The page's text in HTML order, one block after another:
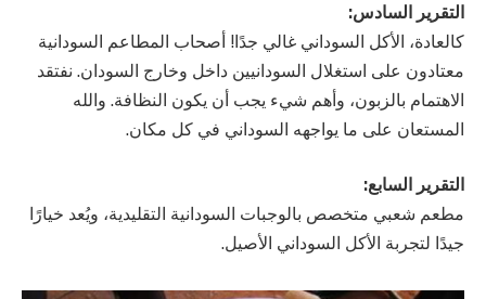
التقرير السادس:
كالعادة، الأكل السوداني غالي جدًا! أصحاب المطاعم السودانية
معتادون على استغلال السودانيين داخل وخارج السودان. نفتقد
الاهتمام بالزبون، وأهم شيء يجب أن يكون النظافة. والله
المستعان على ما يواجهه السوداني في كل مكان.
التقرير السابع:
مطعم شعبي متخصص بالوجبات السودانية التقليدية، ويُعد خيارًا
جيدًا لتجربة الأكل السوداني الأصيل.